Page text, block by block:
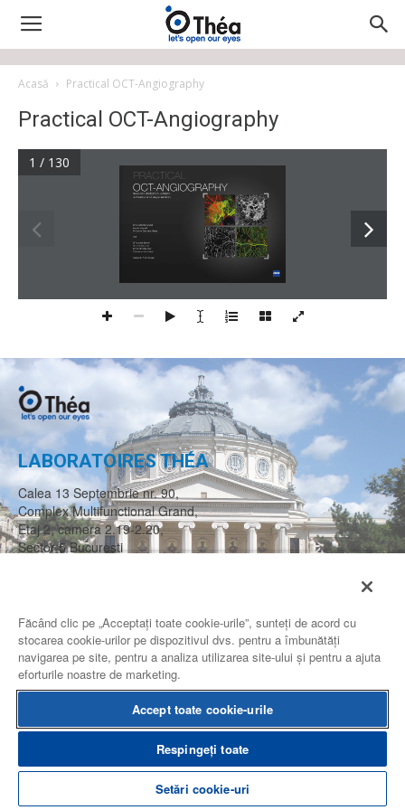
Acasă Practical OCT-Angiography
Practical OCT-Angiography
Sandrine Ayrault
Dr Corinne Delahaye-Mazza
Dr Typhaine Grenet
Pr Salomon Yves Cohen
PRACTICAL
OCT-ANGIOGRAPHY
Neovascularization, edema,
ischemia and degeneration
1 / 130
LABORATOIRES THÉA
Calea 13 Septembrie nr. 90,
Complex Multifunctional Grand,
Etaj 2, camera 2.19-2.20,
Sector 5 Bucuresti
Conditii de utilizare Harta site-ului
Alte site-uri Théa
Făcând clic pe „Acceptați toate cookie-urile”, sunteți de acord cu
stocarea cookie-urilor pe dispozitivul dvs. pentru a îmbunătăți
navigarea pe site, pentru a analiza utilizarea site-ului și pentru a ajuta
eforturile noastre de marketing.
Accept toate cookie-urile
Respingeți toate
Setări cookie-uri